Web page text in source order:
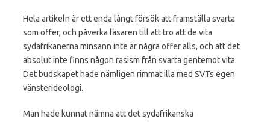
Hela artikeln är ett enda långt försök att framställa svarta
som offer, och påverka läsaren till att tro att de vita
sydafrikanerna minsann inte är några offer alls, och att det
absolut inte finns någon rasism från svarta gentemot vita.
Det budskapet hade nämligen rimmat illa med SVTs egen
vänsterideologi.
Man hade kunnat nämna att det sydafrikanska